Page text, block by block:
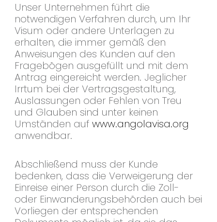
Unser Unternehmen führt die
notwendigen Verfahren durch, um Ihr
Visum oder andere Unterlagen zu
erhalten, die immer gemäß den
Anweisungen des Kunden auf den
Fragebögen ausgefüllt und mit dem
Antrag eingereicht werden. Jeglicher
Irrtum bei der Vertragsgestaltung,
Auslassungen oder Fehlen von Treu
und Glauben sind unter keinen
Umständen auf www.angolavisa.org
anwendbar.
Abschließend muss der Kunde
bedenken, dass die Verweigerung der
Einreise einer Person durch die Zoll-
oder Einwanderungsbehörden auch bei
Vorliegen der entsprechenden